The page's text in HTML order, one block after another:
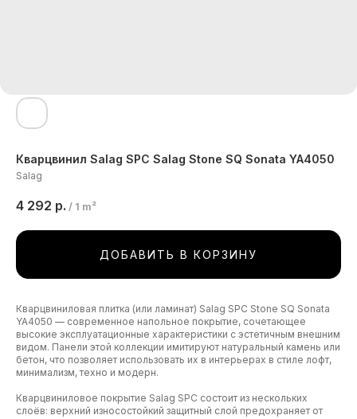
Кварцвинил Salag SPC Salag Stone SQ Sonata YA4050
Salag
4 292 р. / 1 m²
ДОБАВИТЬ В КОРЗИНУ
Кварцвиниловая плитка (или ламинат) Salag SPC Stone SQ Sonata
YA4050 — современное напольное покрытие, сочетающее
высокие эксплуатационные характеристики с эстетичным внешним
видом. Панели этой коллекции имитируют натуральный камень или
бетон, что позволяет использовать их в интерьерах в стиле лофт,
минимализм, техно и модерн.
Кварцвиниловое покрытие Salag SPC состоит из нескольких
слоёв: верхний износостойкий защитный слой предохраняет от